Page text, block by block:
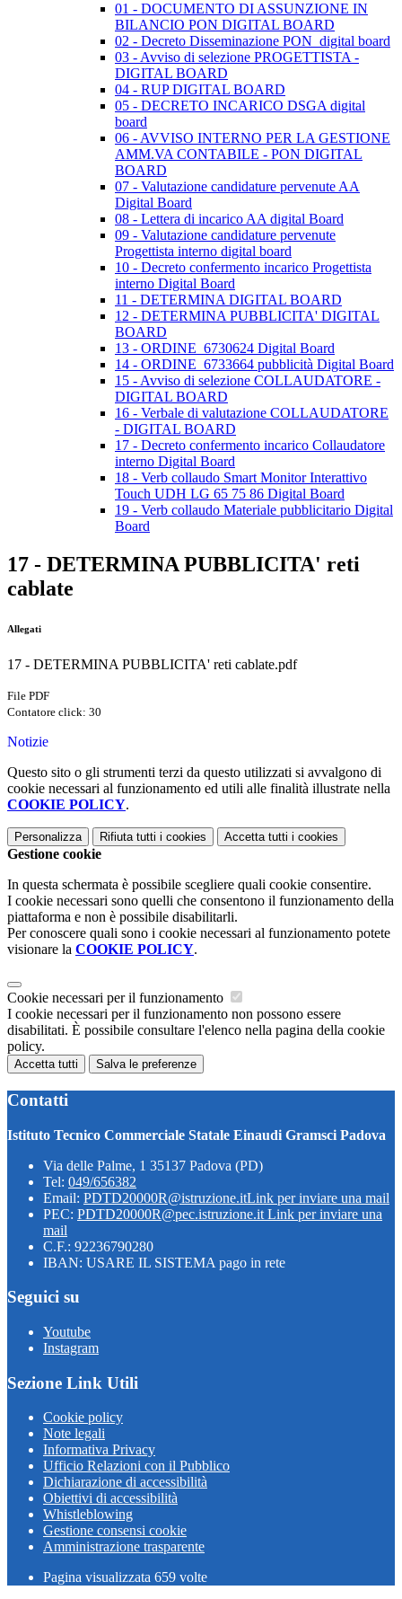
01 - DOCUMENTO DI ASSUNZIONE IN
BILANCIO PON DIGITAL BOARD
02 - Decreto Disseminazione PON_digital board
03 - Avviso di selezione PROGETTISTA -
DIGITAL BOARD
04 - RUP DIGITAL BOARD
05 - DECRETO INCARICO DSGA digital
board
06 - AVVISO INTERNO PER LA GESTIONE
AMM.VA CONTABILE - PON DIGITAL
BOARD
07 - Valutazione candidature pervenute AA
Digital Board
08 - Lettera di incarico AA digital Board
09 - Valutazione candidature pervenute
Progettista interno digital board
10 - Decreto confermento incarico Progettista
interno Digital Board
11 - DETERMINA DIGITAL BOARD
12 - DETERMINA PUBBLICITA' DIGITAL
BOARD
13 - ORDINE_6730624 Digital Board
14 - ORDINE_6733664 pubblicità Digital Board
15 - Avviso di selezione COLLAUDATORE -
DIGITAL BOARD
16 - Verbale di valutazione COLLAUDATORE
- DIGITAL BOARD
17 - Decreto confermento incarico Collaudatore
interno Digital Board
18 - Verb collaudo Smart Monitor Interattivo
Touch UDH LG 65 75 86 Digital Board
19 - Verb collaudo Materiale pubblicitario Digital
Board
17 - DETERMINA PUBBLICITA' reti
cablate
Allegati
17 - DETERMINA PUBBLICITA' reti cablate.pdf
File PDF
Contatore click: 30
Notizie
Questo sito o gli strumenti terzi da questo utilizzati si avvalgono di
cookie necessari al funzionamento ed utili alle finalità illustrate nella
COOKIE POLICY.
Personalizza Rifiuta tutti i cookies Accetta tutti i cookies
Gestione cookie
In questa schermata è possibile scegliere quali cookie consentire.
I cookie necessari sono quelli che consentono il funzionamento della
piattaforma e non è possibile disabilitarli.
Per conoscere quali sono i cookie necessari al funzionamento potete
visionare la COOKIE POLICY.
Cookie necessari per il funzionamento
I cookie necessari per il funzionamento non possono essere
disabilitati. È possibile consultare l'elenco nella pagina della cookie
policy.
Accetta tutti Salva le preferenze
Contatti
Istituto Tecnico Commerciale Statale Einaudi Gramsci Padova
Via delle Palme, 1 35137 Padova (PD)
Tel: 049/656382
Email: PDTD20000R@istruzione.itLink per inviare una mail
PEC: PDTD20000R@pec.istruzione.it Link per inviare una
mail
C.F.: 92236790280
IBAN: USARE IL SISTEMA pago in rete
Seguici su
Youtube
Instagram
Sezione Link Utili
Cookie policy
Note legali
Informativa Privacy
Ufficio Relazioni con il Pubblico
Dichiarazione di accessibilità
Obiettivi di accessibilità
Whistleblowing
Gestione consensi cookie
Amministrazione trasparente
Pagina visualizzata 659 volte